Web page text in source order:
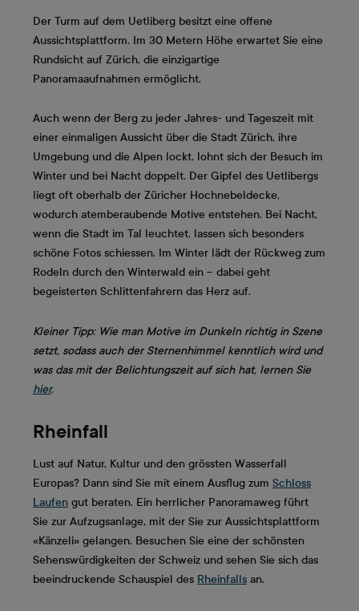
Der Turm auf dem Uetliberg besitzt eine offene
Aussichtsplattform. Im 30 Metern Höhe erwartet Sie eine
Rundsicht auf Zürich, die einzigartige
Panoramaaufnahmen ermöglicht.
Auch wenn der Berg zu jeder Jahres- und Tageszeit mit
einer einmaligen Aussicht über die Stadt Zürich, ihre
Umgebung und die Alpen lockt, lohnt sich der Besuch im
Winter und bei Nacht doppelt. Der Gipfel des Uetlibergs
liegt oft oberhalb der Züricher Hochnebeldecke,
wodurch atemberaubende Motive entstehen. Bei Nacht,
wenn die Stadt im Tal leuchtet, lassen sich besonders
schöne Fotos schiessen. Im Winter lädt der Rückweg zum
Rodeln durch den Winterwald ein – dabei geht
begeisterten Schlittenfahrern das Herz auf.
Kleiner Tipp: Wie man Motive im Dunkeln richtig in Szene
setzt, sodass auch der Sternenhimmel kenntlich wird und
was das mit der Belichtungszeit auf sich hat, lernen Sie
hier.
Rheinfall
Lust auf Natur, Kultur und den grössten Wasserfall
Europas? Dann sind Sie mit einem Ausflug zum Schloss
Laufen gut beraten. Ein herrlicher Panoramaweg führt
Sie zur Aufzugsanlage, mit der Sie zur Aussichtsplattform
«Känzeli» gelangen. Besuchen Sie eine der schönsten
Sehenswürdigkeiten der Schweiz und sehen Sie sich das
beeindruckende Schauspiel des Rheinfalls an.